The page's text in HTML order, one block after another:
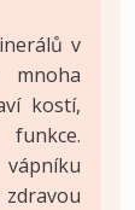
v
kostí,